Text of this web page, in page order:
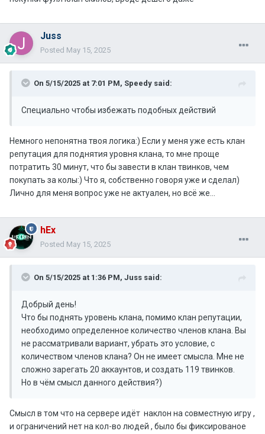
Juss
Posted May 15, 2025
On 5/15/2025 at 7:01 PM, Speedy said:
Специально чтобы избежать подобных действий
Немного непонятна твоя логика:) Если у меня уже есть клан
репутация для поднятия уровня клана, то мне проще
потратить 30 минут, что бы завести в клан твинков, чем
покупать за колы:) Что я, собственно говоря уже и сделал)
Лично для меня вопрос уже не актуален, но всё же...
hEx
Posted May 15, 2025
On 5/15/2025 at 1:36 PM, Juss said:
Добрый день!
Что бы поднять уровень клана, помимо клан репутации,
необходимо определенное количество членов клана. Вы
не рассматривали вариант, убрать это условие, с
количеством членов клана? Он не имеет смысла. Мне не
сложно зарегать 20 аккаунтов, и создать 119 твинков.
Но в чём смысл данного действия?)
Смысл в том что на сервере идёт наклон на совместную игру ,
и ограничений нет на кол-во людей , было бы фиксированое